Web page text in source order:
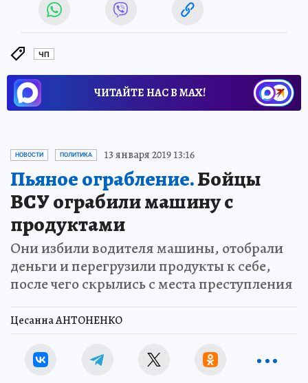
ЧП
ЧИТАЙТЕ НАС В МАХ!
НОВОСТИ ПОЛИТИКА 13 января 2019 13:16
Пьяное ограбление.Бойцы
ВСУ ограбили машину с
продуктами
Они избили водителя машины, отобрали
деньги и перегрузили продукты к себе,
после чего скрылись с места преступления
Цесанна АНТОНЕНКО